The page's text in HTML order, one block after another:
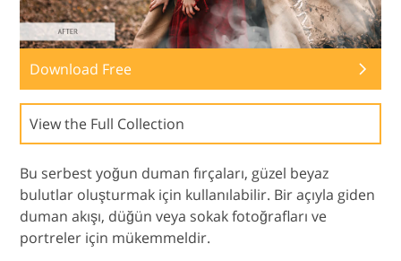
Download Free
View the Full Collection
Bu serbest yoğun duman fırçaları, güzel beyaz
bulutlar oluşturmak için kullanılabilir. Bir açıyla giden
duman akışı, düğün veya sokak fotoğrafları ve
portreler için mükemmeldir.